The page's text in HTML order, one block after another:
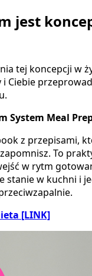
jest
tej koncepcji w
i Ciebie
System Meal
z przepisami,
To
w rytm
stanie w kuchni i
[LINK]